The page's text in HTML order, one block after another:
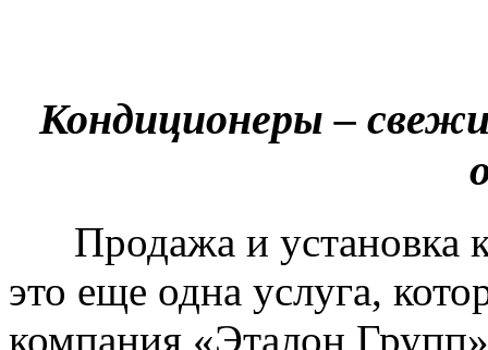
Кондиционеры –
Продажа и установка
это еще одна услуга,
компания «Эталон